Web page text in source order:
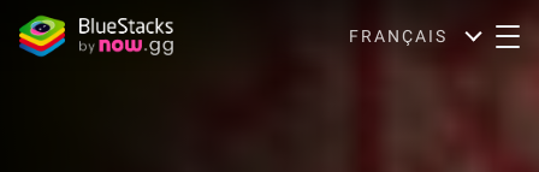
FRANÇAIS